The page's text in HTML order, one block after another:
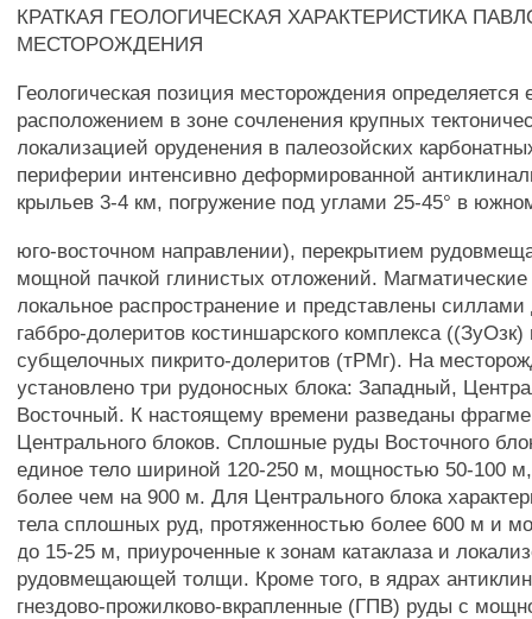
КРАТКАЯ ГЕОЛОГИЧЕСКАЯ ХАРАКТЕРИСТИКА
МЕСТОРОЖДЕНИЯ
Геологическая позиция месторождения определяется
расположением в зоне сочленения крупных
локализацией оруденения в палеозойских
периферии интенсивно деформированной
крыльев 3-4 км, погружение под углами 25-45° в
юго-восточном направлении), перекрытием
мощной пачкой глинистых отложений.
локальное распространение и представлены
габбро-долеритов костиншарского комплекса
субщелочных пикрито-долеритов (тРМг). На
установлено три рудоносных блока: Западный,
Восточный. К настоящему времени разведаны
Центрального блоков. Сплошные руды Восточного
единое тело шириной 120-250 м, мощностью 50-100
более чем на 900 м. Для Центрального блока
тела сплошных руд, протяженностью более 600 м и
до 15-25 м, приуроченные к зонам катаклаза и
рудовмещающей толщи. Кроме того, в ядрах
гнездово-прожилково-вкрапленные (ГПВ) руды с